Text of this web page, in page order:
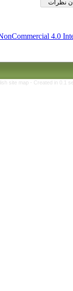
Attribution-
Persian site map -